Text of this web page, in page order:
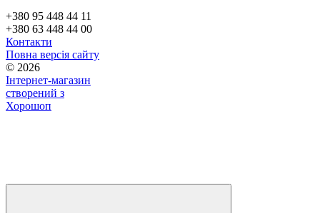
+380 95 448 44 11
+380 63 448 44 00
Контакти
Повна версія сайту
© 2026
Інтернет-магазин
створений з
Хорошоп